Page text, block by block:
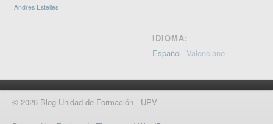
Andres Estellés
IDIOMA:
Español Valenciano
© 2026 Blog Unidad de Formación - UPV